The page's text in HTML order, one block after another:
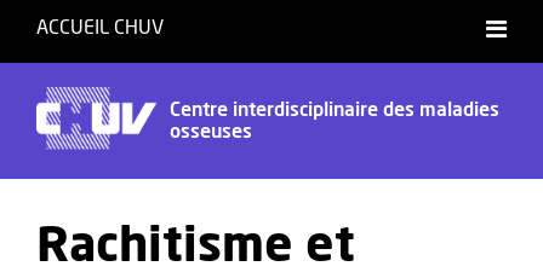
ACCUEIL CHUV
Centre interdisciplinaire des maladies
osseuses
Rachitisme et